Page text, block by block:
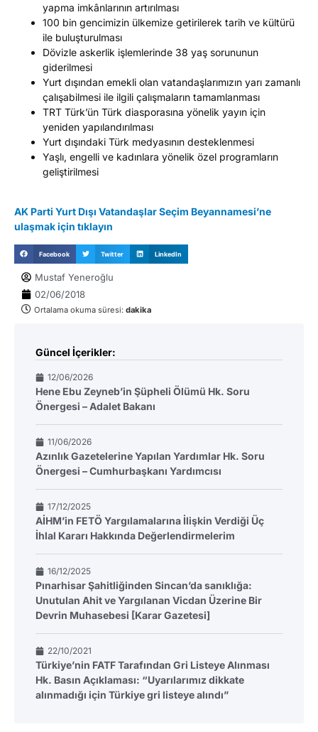
yapma imkânlarının artırılması
100 bin gencimizin ülkemize getirilerek tarih ve kültürü
ile buluşturulması
Dövizle askerlik işlemlerinde 38 yaş sorununun
giderilmesi
Yurt dışından emekli olan vatandaşlarımızın yarı zamanlı
çalışabilmesi ile ilgili çalışmaların tamamlanması
TRT Türk’ün Türk diasporasına yönelik yayın için
yeniden yapılandırılması
Yurt dışındaki Türk medyasının desteklenmesi
Yaşlı, engelli ve kadınlara yönelik özel programların
geliştirilmesi
AK Parti Yurt Dışı Vatandaşlar Seçim Beyannamesi’ne
ulaşmak için tıklayın
Facebook Twitter LinkedIn
Mustaf Yeneroğlu
02/06/2018
Ortalama okuma süresi: dakika
Güncel İçerikler:
12/06/2026
Hene Ebu Zeyneb’in Şüpheli Ölümü Hk. Soru
Önergesi – Adalet Bakanı
11/06/2026
Azınlık Gazetelerine Yapılan Yardımlar Hk. Soru
Önergesi – Cumhurbaşkanı Yardımcısı
17/12/2025
AİHM’in FETÖ Yargılamalarına İlişkin Verdiği Üç
İhlal Kararı Hakkında Değerlendirmelerim
16/12/2025
Pınarhisar Şahitliğinden Sincan’da sanıklığa:
Unutulan Ahit ve Yargılanan Vicdan Üzerine Bir
Devrin Muhasebesi [Karar Gazetesi]
22/10/2021
Türkiye’nin FATF Tarafından Gri Listeye Alınması
Hk. Basın Açıklaması: “Uyarılarımız dikkate
alınmadığı için Türkiye gri listeye alındı”